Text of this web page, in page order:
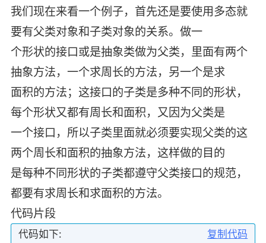
我们现在来看一个例子，首先还是要使用多态就
要有父类对象和子类对象的关系。做一
个形状的接口或是抽象类做为父类，里面有两个
抽象方法，一个求周长的方法，另一个是求
面积的方法；这接口的子类是多种不同的形状，
每个形状又都有周长和面积，又因为父类是
一个接口，所以子类里面就必须要实现父类的这
两个周长和面积的抽象方法，这样做的目的
是每种不同形状的子类都遵守父类接口的规范，
都要有求周长和求面积的方法。
代码片段
复制代码
代码如下: